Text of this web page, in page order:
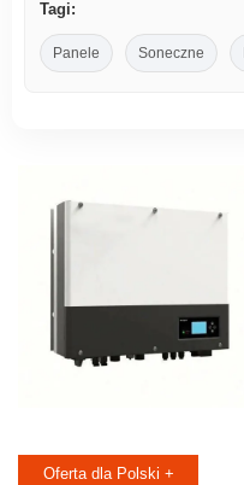
Tagi:
Panele Soneczne
Oferta dla Polski +